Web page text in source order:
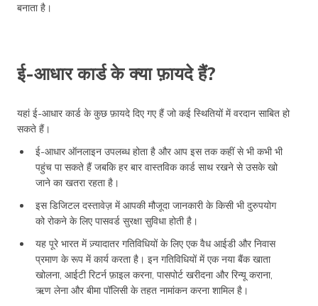
बनाता है।
ई-आधार कार्ड के क्या फ़ायदे हैं?
यहां ई-आधार कार्ड के कुछ फ़ायदे दिए गए हैं जो कई स्थितियों में वरदान साबित हो
सकते हैं।
ई-आधार ऑनलाइन उपलब्ध होता है और आप इस तक कहीं से भी कभी भी
पहुंच पा सकते हैं जबकि हर बार वास्तविक कार्ड साथ रखने से उसके खो
जाने का खतरा रहता है।
इस डिजिटल दस्तावेज़ में आपकी मौजूदा जानकारी के किसी भी दुरुपयोग
को रोकने के लिए पासवर्ड सुरक्षा सुविधा होती है।
यह पूरे भारत में ज़्यादातर गतिविधियों के लिए एक वैध आईडी और निवास
प्रमाण के रूप में कार्य करता है। इन गतिविधियों में एक नया बैंक खाता
खोलना, आईटी रिटर्न फ़ाइल करना, पासपोर्ट खरीदना और रिन्यू कराना,
ऋण लेना और बीमा पॉलिसी के तहत नामांकन करना शामिल है।